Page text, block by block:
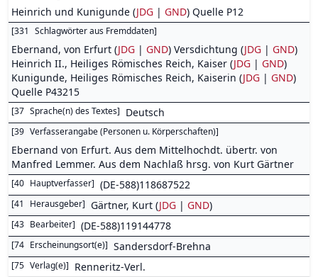
Heinrich und Kunigunde (JDG | GND) Quelle P12
[331 Schlagwörter aus Fremddaten]
Ebernand, von Erfurt (JDG | GND) Versdichtung (JDG | GND)
Heinrich II., Heiliges Römisches Reich, Kaiser (JDG | GND)
Kunigunde, Heiliges Römisches Reich, Kaiserin (JDG | GND)
Quelle P43215
[37 Sprache(n) des Textes] Deutsch
[39 Verfasserangabe (Personen u. Körperschaften)]
Ebernand von Erfurt. Aus dem Mittelhochdt. übertr. von
Manfred Lemmer. Aus dem Nachlaß hrsg. von Kurt Gärtner
[40 Hauptverfasser] (DE-588)118687522
[41 Herausgeber] Gärtner, Kurt (JDG | GND)
[43 Bearbeiter] (DE-588)119144778
[74 Erscheinungsort(e)] Sandersdorf-Brehna
[75 Verlag(e)] Renneritz-Verl.